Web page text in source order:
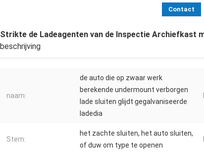
Contact
Strikte de Ladeagenten van de Inspectie Archiefkast
beschrijving
naam:
de auto die op zwaar werk
berekende undermount verborgen
lade sluiten glijdt gegalvaniseerde
ladedia
Stem:
het zachte sluiten, het auto sluiten,
of duw om type te openen